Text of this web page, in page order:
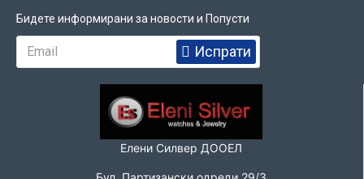
Бидете информирани за новости и Попусти
Испрати
Елени Силвер ДООЕЛ